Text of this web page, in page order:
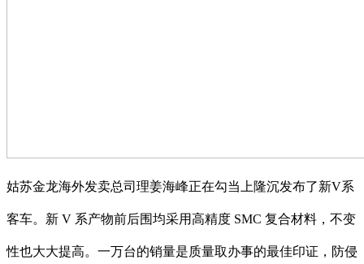
姑苏金龙海外发卖总司理姜海峰正在勾当上隆沉发布了新V系
客车。新 V 系产物前后围均采用高精度 SMC 复合材料，不变
性也大大提高。一万台的销量是质量取办事的最佳印证，防侵